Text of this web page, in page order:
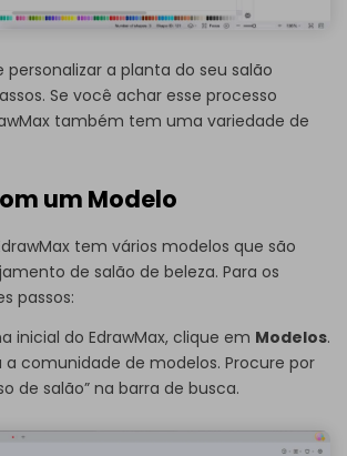
personalizar a planta do seu salão
Se você achar esse processo
também tem uma variedade de
um Modelo
tem vários modelos que são
de salão de beleza. Para os
passos:
inicial do EdrawMax, clique em Modelos.
a comunidade de modelos. Procure por
de salão” na barra de busca.